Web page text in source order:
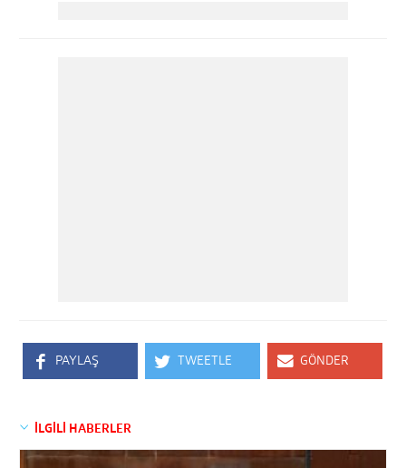
PAYLAŞ TWEETLE GÖNDER
İLGİLİ HABERLER